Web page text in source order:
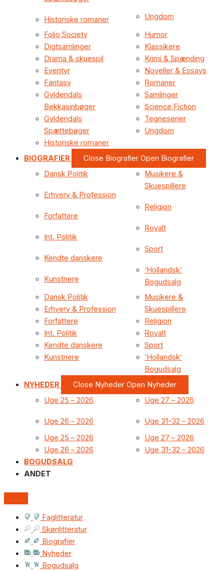
Historiske romaner
Ungdom
Folio Society
Digtsamlinger
Drama & skuespil
Eventyr
Fantasy
Gyldendals
Bekkasinbøger
Gyldendals
Spættebøger
Historiske romaner
Humor
Klassikere
Krimi & Spænding
Noveller & Essays
Romaner
Samlinger
Science Fiction
Tegneserier
Ungdom
BIOGRAFIER Close Biografier Open Biografier
Dansk Politik
Erhverv & Profession
Forfattere
Int. Politik
Kendte danskere
Kunstnere
Musikere &
Skuespillere
Religion
Royalt
Sport
‘Hollandsk’
Bogudsalg
Dansk Politik
Erhverv & Profession
Forfattere
Int. Politik
Kendte danskere
Kunstnere
Musikere &
Skuespillere
Religion
Royalt
Sport
‘Hollandsk’
Bogudsalg
NYHEDER
Close Nyheder Open Nyheder
Uge 25 – 2026
Uge 26 – 2026
Uge 27 – 2026
Uge 31-32 – 2026
Uge 25 – 2026
Uge 26 – 2026
Uge 27 – 2026
Uge 31-32 – 2026
BOGUDSALG
ANDET
Faglitteratur
Skønlitteratur
Biografier
Nyheder
Bogudsalg